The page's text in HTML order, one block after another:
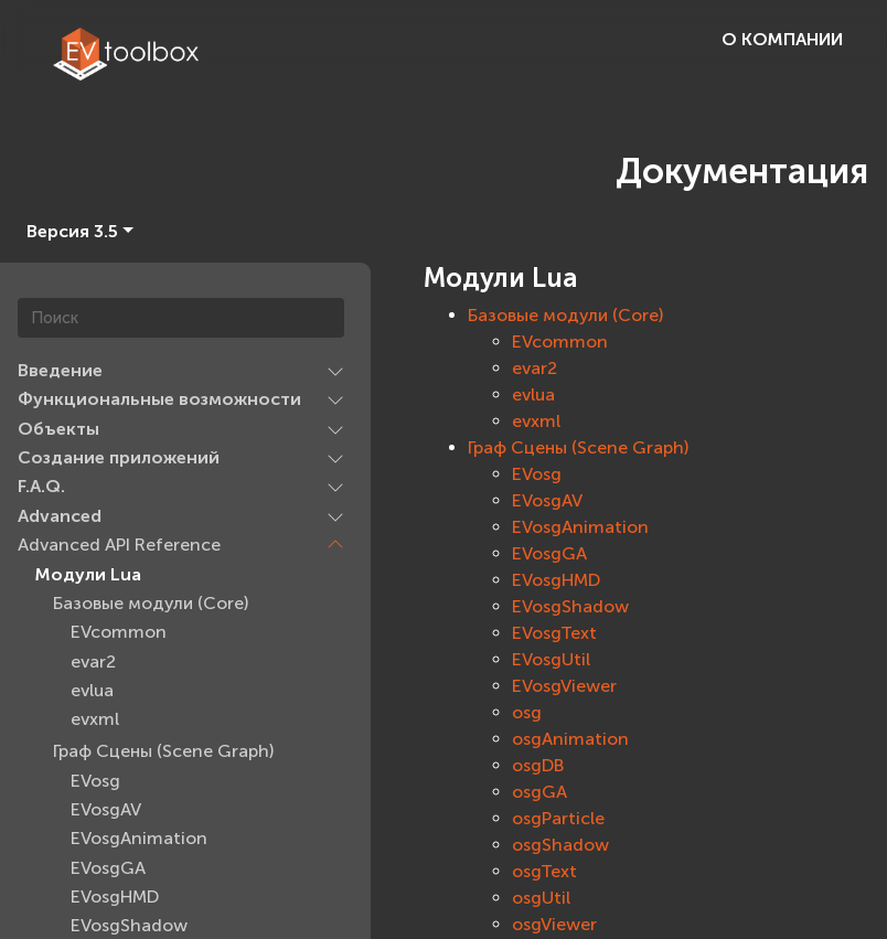
О КОМПАНИИ
Документация
Версия 3.5
Введение
Функциональные возможности
Объекты
Создание приложений
F.A.Q.
Advanced
Advanced API Reference
Модули Lua
Базовые модули (Core)
EVcommon
evar2
evlua
evxml
Граф Сцены (Scene Graph)
EVosg
EVosgAV
EVosgAnimation
EVosgGA
EVosgHMD
EVosgShadow
Модули Lua
Базовые модули (Core)
EVcommon
evar2
evlua
evxml
Граф Сцены (Scene Graph)
EVosg
EVosgAV
EVosgAnimation
EVosgGA
EVosgHMD
EVosgShadow
EVosgText
EVosgUtil
EVosgViewer
osg
osgAnimation
osgDB
osgGA
osgParticle
osgShadow
osgText
osgUtil
osgViewer